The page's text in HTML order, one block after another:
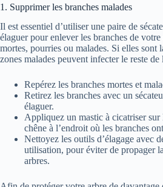
1. Supprimer les branches malades
Il est essentiel d’utiliser une paire de
élaguer pour enlever les branches de
mortes, pourries ou malades. Si elles sont
zones malades peuvent infecter le reste de
Repérez les branches mortes et
Retirez les branches avec un
élaguer.
Appliquez un mastic à cicatriser sur
chêne à l’endroit où les branches
Nettoyez les outils d’élagage avec
utilisation, pour éviter de propager
arbres.